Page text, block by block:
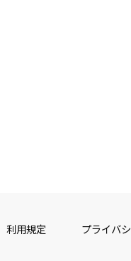
利用規定 プライバ